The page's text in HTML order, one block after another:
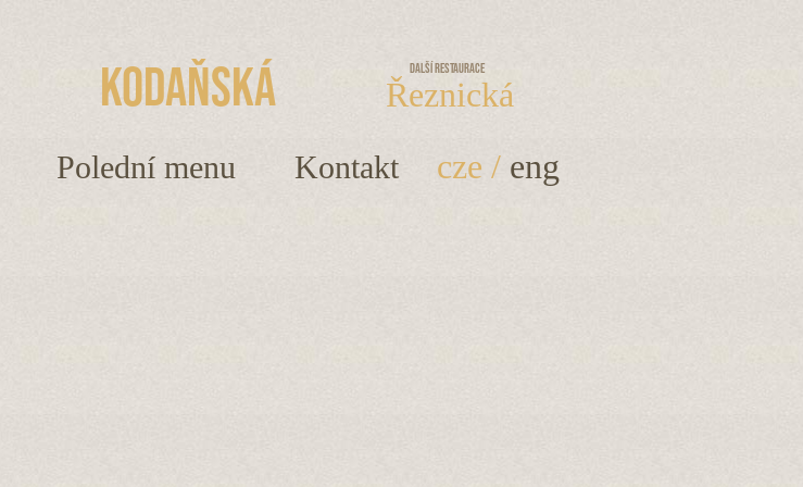
Kodaňská Další restaurace
Řeznická
Polední menu Kontakt cze / eng